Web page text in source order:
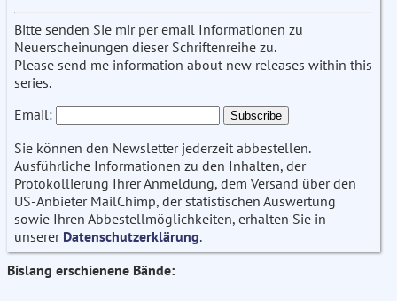
Bitte senden Sie mir per email Informationen zu
Neuerscheinungen dieser Schriftenreihe zu.
Please send me information about new releases within this
series.
Email:
Sie können den Newsletter jederzeit abbestellen.
Ausführliche Informationen zu den Inhalten, der
Protokollierung Ihrer Anmeldung, dem Versand über den
US-Anbieter MailChimp, der statistischen Auswertung
sowie Ihren Abbestellmöglichkeiten, erhalten Sie in
unserer Datenschutzerklärung.
Bislang erschienene Bände: